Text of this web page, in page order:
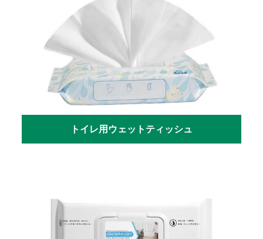
トイレ用ウェットティッシュ